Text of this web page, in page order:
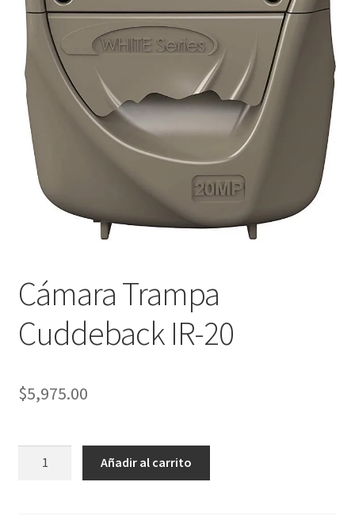
Cámara Trampa
Cuddeback IR-20
$5,975.00
Añadir al carrito